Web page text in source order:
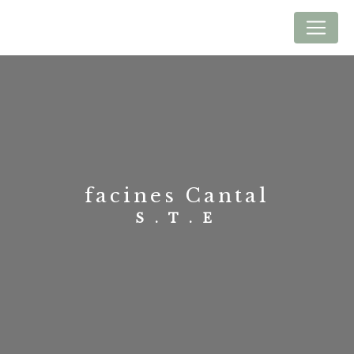
facines Cantal
S.T.E